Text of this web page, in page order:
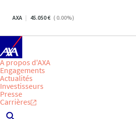
AXA 45.050 ( 0.00%)
A propos d'AXA
Engagements
Actualités
Investisseurs
Presse
Carrières